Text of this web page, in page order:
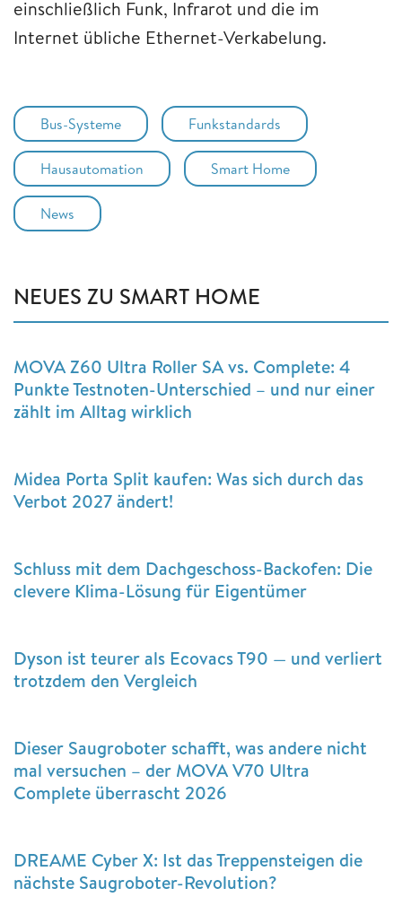
einschließlich Funk, Infrarot und die im
Internet übliche Ethernet-Verkabelung.
Bus-Systeme Funkstandards
Hausautomation Smart Home
News
NEUES ZU SMART HOME
MOVA Z60 Ultra Roller SA vs. Complete: 4
Punkte Testnoten-Unterschied – und nur einer
zählt im Alltag wirklich
Midea Porta Split kaufen: Was sich durch das
Verbot 2027 ändert!
Schluss mit dem Dachgeschoss-Backofen: Die
clevere Klima-Lösung für Eigentümer
Dyson ist teurer als Ecovacs T90 — und verliert
trotzdem den Vergleich
Dieser Saugroboter schafft, was andere nicht
mal versuchen – der MOVA V70 Ultra
Complete überrascht 2026
DREAME Cyber X: Ist das Treppensteigen die
nächste Saugroboter-Revolution?